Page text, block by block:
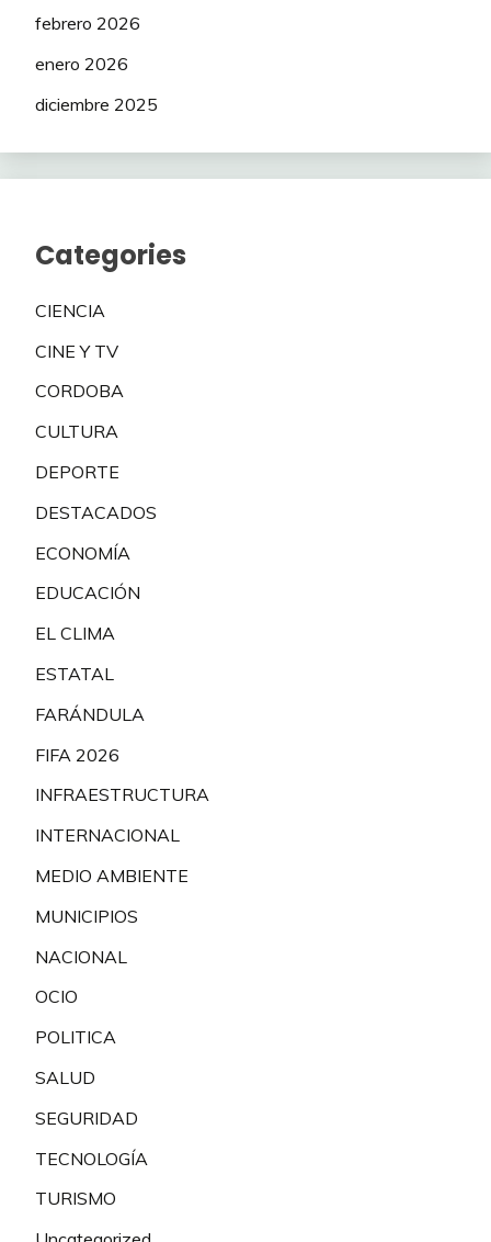
febrero 2026
enero 2026
diciembre 2025
Categories
CIENCIA
CINE Y TV
CORDOBA
CULTURA
DEPORTE
DESTACADOS
ECONOMÍA
EDUCACIÓN
EL CLIMA
ESTATAL
FARÁNDULA
FIFA 2026
INFRAESTRUCTURA
INTERNACIONAL
MEDIO AMBIENTE
MUNICIPIOS
NACIONAL
OCIO
POLITICA
SALUD
SEGURIDAD
TECNOLOGÍA
TURISMO